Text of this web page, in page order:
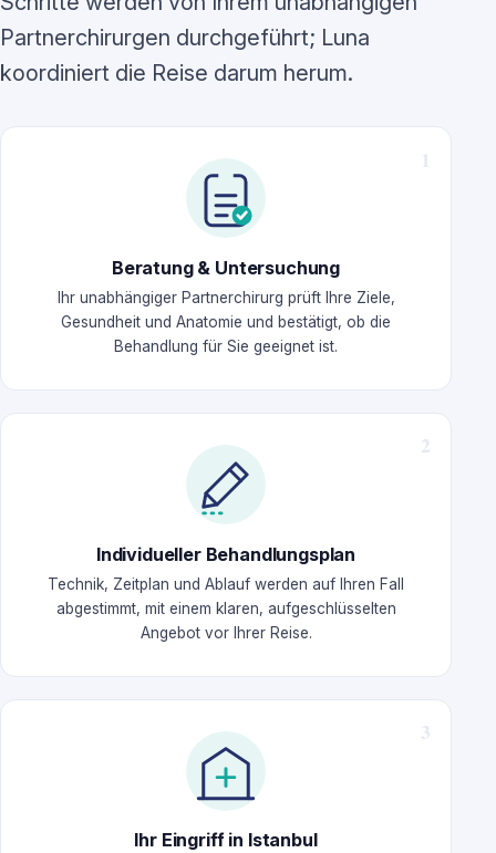
Partnerchirurgen durchgeführt; Luna
koordiniert die Reise darum herum.
Beratung & Untersuchung
Ihr unabhängiger Partnerchirurg prüft Ihre Ziele,
Gesundheit und Anatomie und bestätigt, ob die
Behandlung für Sie geeignet ist.
Individueller Behandlungsplan
Technik, Zeitplan und Ablauf werden auf Ihren Fall
abgestimmt, mit einem klaren, aufgeschlüsselten
Angebot vor Ihrer Reise.
Ihr Eingriff in Istanbul